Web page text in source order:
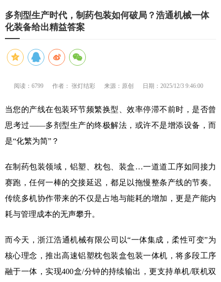
多剂型生产时代，制药包装如何破局？浩通机械一体
化装备给出精益答案
阅读：6799 作者： 张灯结彩 来源：原创 日期：2025/12/3 9:46:00
当您的产线在包装环节频繁换型、效率停滞不前时，是否曾
思考过——多剂型生产的终极解法，或许不是增添设备，而
是“化繁为简”？
在制药包装领域，铝塑、枕包、装盒…一道道工序如同接力
赛跑，任何一棒的交接延迟，都足以拖慢整条产线的节奏。
传统多机协作带来的不仅是占地与能耗的增加，更是产能内
耗与管理成本的无声攀升。
而今天，浙江浩通机械有限公司以“一体集成，柔性可变”为
核心理念，推出高速铝塑枕包装盒包装一体机，将多段工序
融于一体，实现400盒/分钟的持续输出，更支持单机/联机双